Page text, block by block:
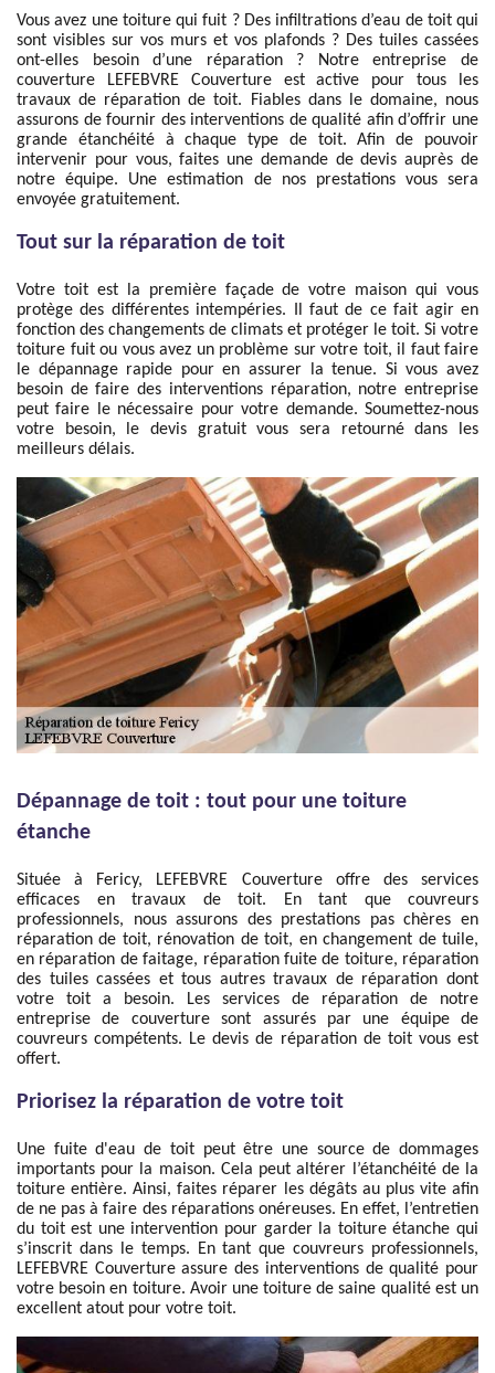
Vous avez une toiture qui fuit ? Des infiltrations d’eau de toit qui
sont visibles sur vos murs et vos plafonds ? Des tuiles cassées
ont-elles besoin d’une réparation ? Notre entreprise de
couverture LEFEBVRE Couverture est active pour tous les
travaux de réparation de toit. Fiables dans le domaine, nous
assurons de fournir des interventions de qualité afin d’offrir une
grande étanchéité à chaque type de toit. Afin de pouvoir
intervenir pour vous, faites une demande de devis auprès de
notre équipe. Une estimation de nos prestations vous sera
envoyée gratuitement.
Tout sur la réparation de toit
Votre toit est la première façade de votre maison qui vous
protège des différentes intempéries. Il faut de ce fait agir en
fonction des changements de climats et protéger le toit. Si votre
toiture fuit ou vous avez un problème sur votre toit, il faut faire
le dépannage rapide pour en assurer la tenue. Si vous avez
besoin de faire des interventions réparation, notre entreprise
peut faire le nécessaire pour votre demande. Soumettez-nous
votre besoin, le devis gratuit vous sera retourné dans les
meilleurs délais.
Dépannage de toit : tout pour une toiture
étanche
Située à Fericy, LEFEBVRE Couverture offre des services
efficaces en travaux de toit. En tant que couvreurs
professionnels, nous assurons des prestations pas chères en
réparation de toit, rénovation de toit, en changement de tuile,
en réparation de faitage, réparation fuite de toiture, réparation
des tuiles cassées et tous autres travaux de réparation dont
votre toit a besoin. Les services de réparation de notre
entreprise de couverture sont assurés par une équipe de
couvreurs compétents. Le devis de réparation de toit vous est
offert.
Priorisez la réparation de votre toit
Une fuite d'eau de toit peut être une source de dommages
importants pour la maison. Cela peut altérer l’étanchéité de la
toiture entière. Ainsi, faites réparer les dégâts au plus vite afin
de ne pas à faire des réparations onéreuses. En effet, l’entretien
du toit est une intervention pour garder la toiture étanche qui
s’inscrit dans le temps. En tant que couvreurs professionnels,
LEFEBVRE Couverture assure des interventions de qualité pour
votre besoin en toiture. Avoir une toiture de saine qualité est un
excellent atout pour votre toit.